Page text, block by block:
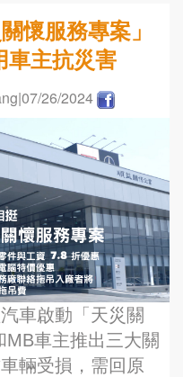
懷服務專案」
車主抗災害
|07/26/2024
車啟動「天災關
車主推出三大關
輛受損，需回原